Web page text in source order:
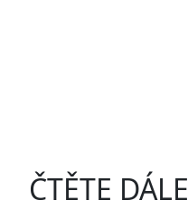
ČTĚTE DÁLE